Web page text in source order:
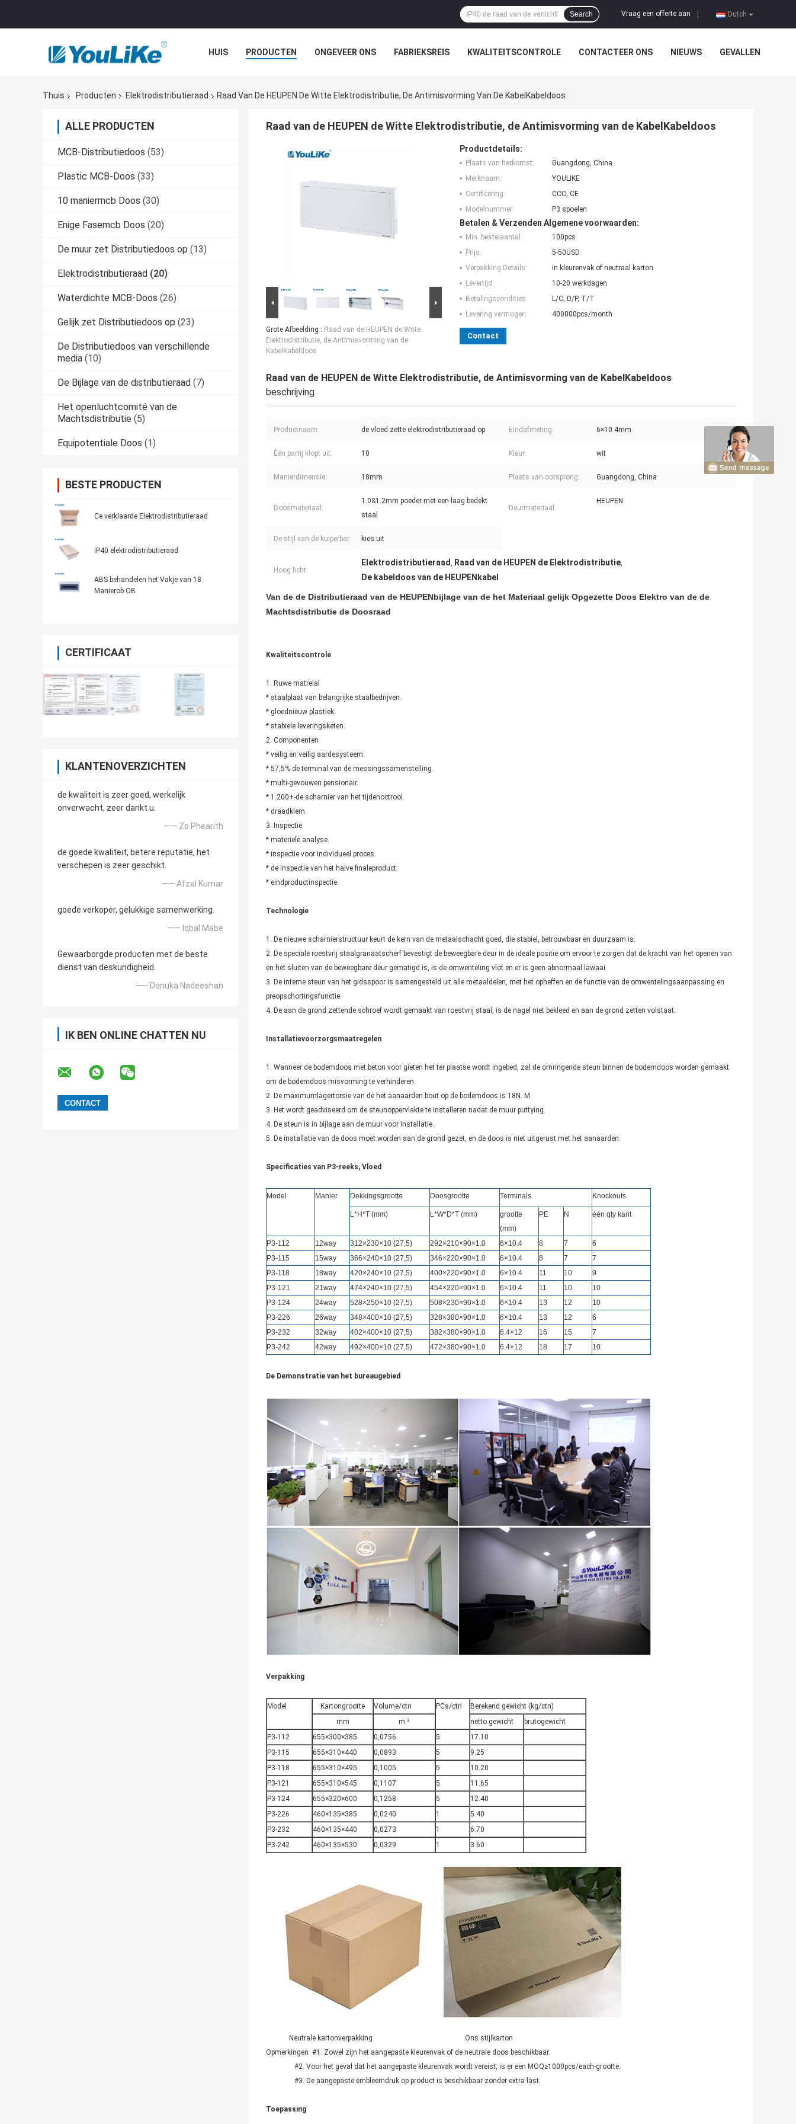
Dutch
Vraag een offerte aan
Search
HUIS PRODUCTEN ONGEVEER ONS FABRIEKSREIS KWALITEITSCONTROLE CONTACTEER ONS NIEUWS GEVALLEN
Thuis Producten Elektrodistributieraad Raad Van De HEUPEN De Witte Elektrodistributie, De Antimisvorming Van De KabelKabeldoos
ALLE PRODUCTEN
MCB-Distributiedoos (53)
Plastic MCB-Doos (33)
10 maniermcb Doos (30)
Enige Fasemcb Doos (20)
De muur zet Distributiedoos op (13)
Elektrodistributieraad (20)
Waterdichte MCB-Doos (26)
Gelijk zet Distributiedoos op (23)
De Distributiedoos van verschillende
media (10)
De Bijlage van de distributieraad (7)
Het openluchtcomité van de
Machtsdistributie (5)
Equipotentiale Doos (1)
BESTE PRODUCTEN
Ce verklaarde Elektrodistributieraad
IP40 elektrodistributieraad
ABS behandelen het Vakje van 18
Manierob OB
CERTIFICAAT
KLANTENOVERZICHTEN
de kwaliteit is zeer goed, werkelijk
onverwacht, zeer dankt u.
—— Zo Phearith
de goede kwaliteit, betere reputatie, het
verschepen is zeer geschikt.
—— Afzal Kumar
goede verkoper, gelukkige samenwerking.
—— Iqbal Mabe
Gewaarborgde producten met de beste
dienst van deskundigheid.
—— Danuka Nadeeshan
IK BEN ONLINE CHATTEN NU
Raad van de HEUPEN de Witte Elektrodistributie, de Antimisvorming van de KabelKabeldoos
Grote Afbeelding : Raad van de HEUPEN de Witte
Elektrodistributie, de Antimisvorming van de
KabelKabeldoos
Productdetails:
Plaats van herkomst:
Guangdong, China
Merknaam:
YOULIKE
Certificering:
CCC, CE
Modelnummer:
P3 spoelen
Betalen & Verzenden Algemene voorwaarden:
Min. bestelaantal:
100pcs
Prijs:
5-50USD
Verpakking Details:
in kleurenvak of neutraal karton
Levertijd:
10-20 werkdagen
Betalingscondities:
L/C, D/P, T/T
Levering vermogen:
400000pcs/month
Contact
Raad van de HEUPEN de Witte Elektrodistributie, de Antimisvorming van de KabelKabeldoos
beschrijving
Productnaam: de vloed zette elektrodistributieraad op Eindafmeting: 6×10.4mm
Één partij klopt uit: 10 Kleur: wit
Manierdimensie: 18mm Plaats van oorsprong: Guangdong, China
Doosmateriaal:
1.0&1.2mm poeder met een laag bedekt
staal
Deurmateriaal:
HEUPEN
De stijl van de kuiperbar: kies uit
Hoog licht:
Elektrodistributieraad, Raad van de HEUPEN de Elektrodistributie,
De kabeldoos van de HEUPENkabel
Van de de Distributieraad van de HEUPENbijlage van de het Materiaal gelijk Opgezette Doos Elektro van de de
Machtsdistributie de Doosraad
Kwaliteitscontrole
1. Ruwe matreial
* staalplaat van belangrijke staalbedrijven.
* gloednieuw plastiek.
* stabiele leveringsketen.
2. Componenten
* veilig en veilig aardesysteem.
* 57,5% de terminal van de messingssamenstelling.
* multi-gevouwen pensionair.
* 1.200+-de scharnier van het tijdenoctrooi.
* draadklem.
3. Inspectie
* materiële analyse.
* inspectie voor individueel proces.
* de inspectie van het halve finaleproduct.
* eindproductinspectie.
Technologie
1. De nieuwe scharnierstructuur keurt de kern van de metaalschacht goed, die stabiel, betrouwbaar en duurzaam is.
2. De speciale roestvrij staalgranaatscherf bevestigt de beweegbare deur in de ideale positie om ervoor te zorgen dat de kracht van het openen van
en het sluiten van de beweegbare deur gematigd is, is de omwenteling vlot en er is geen abnormaal lawaai.
3. De interne steun van het gidsspoor is samengesteld uit alle metaaldelen, met het opheffen en de functie van de omwentelingsaanpassing en
preopschortingsfunctie.
4. De aan de grond zettende schroef wordt gemaakt van roestvrij staal, is de nagel niet bekleed en aan de grond zetten volstaat.
Installatievoorzorgsmaatregelen
1. Wanneer de bodemdoos met beton voor gieten het ter plaatse wordt ingebed, zal de omringende steun binnen de bodemdoos worden gemaakt
om de bodemdoos misvorming te verhinderen.
2. De maximumlagertorsie van de het aanaarden bout op de bodemdoos is 18N. M.
3. Het wordt geadviseerd om de steunoppervlakte te installeren nadat de muur puttying.
4. De steun is in bijlage aan de muur voor installatie.
5. De installatie van de doos moet worden aan de grond gezet, en de doos is niet uitgerust met het aanaarden.
Specificaties van P3-reeks, Vloed
Model Manier Dekkingsgrootte Doosgrootte Terminals Knockouts
L*H*T (mm) L*W*D*T (mm)
grootte
(mm)
PE N één qty kant
P3-112 12way 312×230×10 (27,5) 292×210×90×1.0 6×10.4 8 7
6
P3-115 15way 366×240×10 (27,5) 346×220×90×1.0 6×10.4 8 7
7
P3-118 18way 420×240×10 (27,5) 400×220×90×1.0 6×10.4 11 10
9
P3-121 21way 474×240×10 (27,5) 454×220×90×1.0 6×10.4 11 10
10
P3-124 24way 528×250×10 (27,5) 508×230×90×1.0 6×10.4 13 12
10
P3-226 26way 348×400×10 (27,5) 328×380×90×1.0 6×10.4 13 12
6
P3-232 32way 402×400×10 (27,5) 382×380×90×1.0 6.4×12 16 15
7
P3-242 42way 492×400×10 (27,5) 472×380×90×1.0 6.4×12 18 17 10
De Demonstratie van het bureaugebied
Verpakking
Model Kartongrootte Volume/ctn PCs/ctn
Berekend gewicht (kg/ctn)
mm
m ³ netto gewicht
brutogewicht
P3-112
655×300×385 0,0756 5
17.10
P3-115
655×310×440 0,0893 5
9.25
P3-118
655×310×495 0,1005 5
10.20
P3-121
655×310×545 0,1107 5
11.65
P3-124
655×320×600 0,1258 5
12.40
P3-226
460×135×385 0,0240 1
5.40
P3-232
460×135×440 0,0273 1
6.70
P3-242
460×135×530 0,0329 1 3.60
Neutrale kartonverpakking Ons stijlkarton
Opmerkingen: #1. Zowel zijn het aangepaste kleurenvak of de neutrale doos beschikbaar.
#2. Voor het geval dat het aangepaste kleurenvak wordt vereist, is er een MOQ≥1000pcs/each-grootte.
#3. De aangepaste embleemdruk op product is beschikbaar zonder extra last.
Toepassing